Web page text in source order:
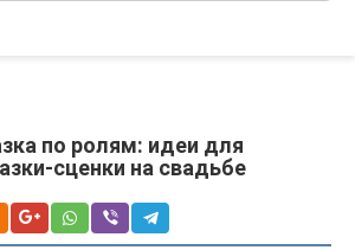
по ролям: идеи для
сценки на свадьбе